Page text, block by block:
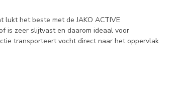
het beste met de JAKO ACTIVE
is zeer slijtvast en daarom ideaal voor
transporteert vocht direct naar het oppervlak